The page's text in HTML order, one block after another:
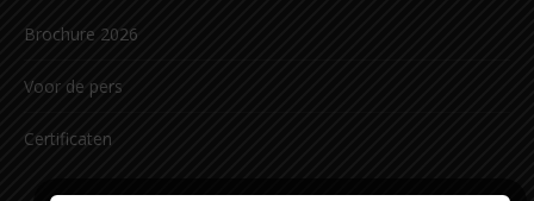
Brochure 2026
Voor de pers
Certificaten